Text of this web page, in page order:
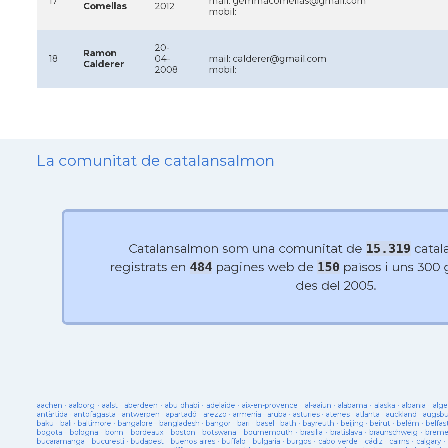
Comellas
2012
mobil:
18
Ramon
Calderer
20-
04-
2008
mail: calderer@gmail.com
mobil:
La comunitat de catalansalmon
Catalansalmon som una comunitat de 15.319
registrats en 484 pagines web de 150 països i uns 300
des del 2005.
aachen · aalborg · aalst· aberdeen · abu dhabi · adelaide · aix-en-provence · al-aaiun · alabama · alaska · albania ·
antàrtida · antofagasta · antwerpen · apartadó · arezzo · armenia · aruba · asturies· atenes · atlanta · auckland ·
baku · bali ·baltimore · bangalore · bangladesh ·bangor · bari · basel ·bath · bayreuth · beijing ·beirut · belém ·
bogota · bologna ·bonn ·bordeaux · boston ·botswana ·bournemouth · brasilia · bratislava ·braunschweig ·
bucaramanga · bucuresti · budapest · buenos aires·buffalo · bulgaria ·burgos · cabo verde · cádiz · cairns · calgary·